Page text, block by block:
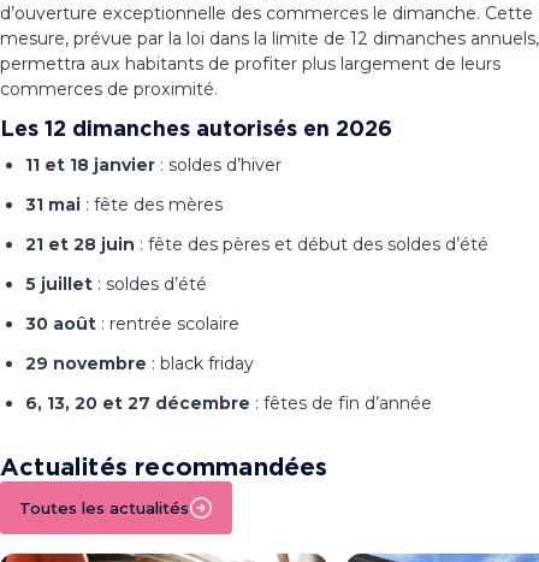
d’ouverture exceptionnelle des commerces le dimanche. Cette
mesure, prévue par la loi dans la limite de 12 dimanches annuels,
permettra aux habitants de profiter plus largement de leurs
commerces de proximité.
Les 12 dimanches autorisés en 2026
11 et 18 janvier : soldes d’hiver
31 mai : fête des mères
21 et 28 juin : fête des pères et début des soldes d’été
5 juillet : soldes d’été
30 août : rentrée scolaire
29 novembre : black friday
6, 13, 20 et 27 décembre : fêtes de fin d’année
Actualités recommandées
Toutes les actualités